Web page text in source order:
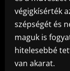
végigkísérték
szépségét és
maguk is
hitelesebbé
van akarat.